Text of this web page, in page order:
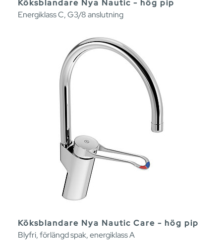
Köksblandare Nya Nautic - hög pip
Energiklass C, G3/8 anslutning
Köksblandare Nya Nautic Care - hög pip
Blyfri, förlängd spak, energiklass A